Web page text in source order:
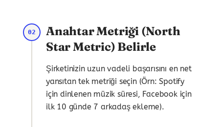
02
Anahtar Metriği (North
Star Metric) Belirle
Şirketinizin uzun vadeli başarısını en net
yansıtan tek metriği seçin (Örn: Spotify
için dinlenen müzik süresi, Facebook için
ilk 10 günde 7 arkadaş ekleme).